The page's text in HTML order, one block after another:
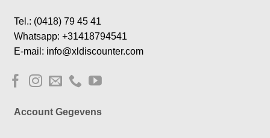
Tel.: (0418) 79 45 41
Whatsapp: +31418794541
E-mail: info@xldiscounter.com
Account Gegevens